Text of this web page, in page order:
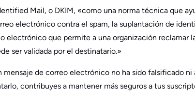
Mail, o DKIM, «como una norma técnica que
electrónico contra el spam, la suplantación de
electrónico que permite a una organización reclamar
ser validada por el destinatario.»
mensaje de correo electrónico no ha sido falsificado
contribuyes a mantener más seguros a tus